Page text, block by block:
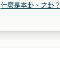
什麼是本卦、之卦？